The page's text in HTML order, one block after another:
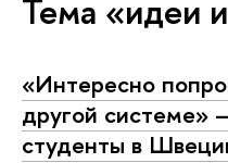
Тема «идеи
«Интересно
другой системе»
студенты в